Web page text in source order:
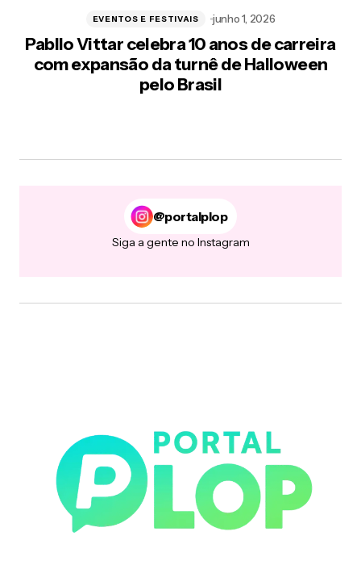
Pabllo Vittar celebra 10 anos de carreira
com expansão da turnê de Halloween
pelo Brasil
EVENTOS E FESTIVAIS junho 1, 2026
@portalplop
Siga a gente no Instagram